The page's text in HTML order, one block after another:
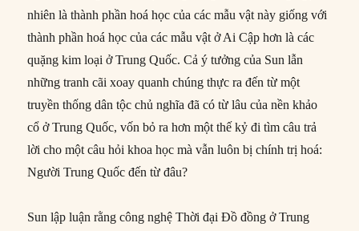
nhiên là thành phần hoá học của các mẫu vật này giống với
thành phần hoá học của các mẫu vật ở Ai Cập hơn là các
quặng kim loại ở Trung Quốc. Cả ý tưởng của Sun lẫn
những tranh cãi xoay quanh chúng thực ra đến từ một
truyền thống dân tộc chủ nghĩa đã có từ lâu của nền khảo
cổ ở Trung Quốc, vốn bỏ ra hơn một thế kỷ đi tìm câu trả
lời cho một câu hỏi khoa học mà vẫn luôn bị chính trị hoá:
Người Trung Quốc đến từ đâu?
Sun lập luận rằng công nghệ Thời đại Đồ đồng ở Trung